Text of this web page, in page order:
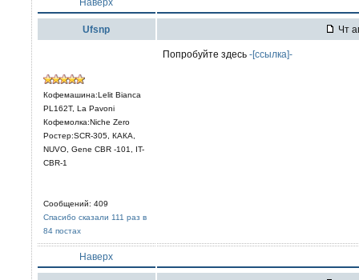
Ufsnp Чт
Кофемашина:Lelit Bianca
PL162T, La Pavoni
Кофемолка:Niche Zero
Ростер:SCR-305, КАКА,
NUVO, Gene CBR -101, IT-
CBR-1
Сообщений: 409
Спасибо сказали 111 раз в
84 постах
Попробуйте здесь -[ссылка]-
Наверх